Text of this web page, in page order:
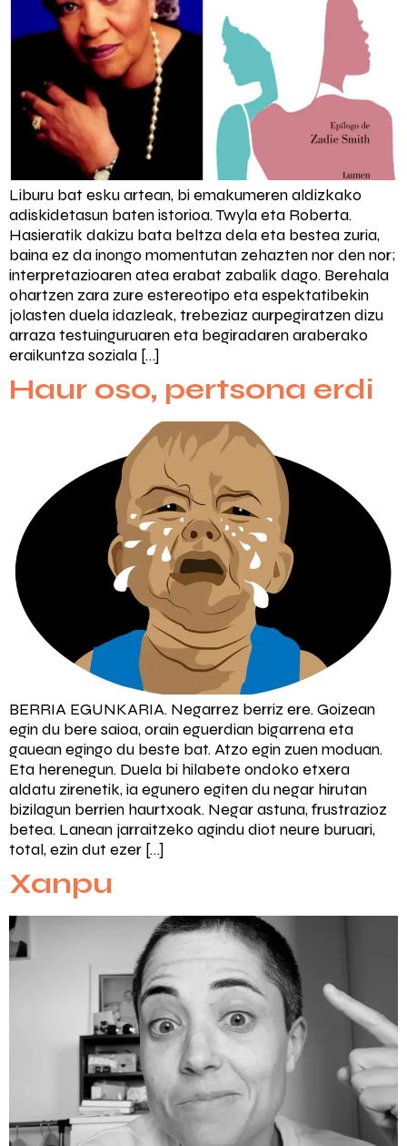
Liburu bat esku artean, bi emakumeren aldizkako
adiskidetasun baten istorioa. Twyla eta Roberta.
Hasieratik dakizu bata beltza dela eta bestea zuria,
baina ez da inongo momentutan zehazten nor den nor;
interpretazioaren atea erabat zabalik dago. Berehala
ohartzen zara zure estereotipo eta espektatibekin
jolasten duela idazleak, trebeziaz aurpegiratzen dizu
arraza testuinguruaren eta begiradaren araberako
eraikuntza soziala […]
Haur oso, pertsona erdi
BERRIA EGUNKARIA. Negarrez berriz ere. Goizean
egin du bere saioa, orain eguerdian bigarrena eta
gauean egingo du beste bat. Atzo egin zuen moduan.
Eta herenegun. Duela bi hilabete ondoko etxera
aldatu zirenetik, ia egunero egiten du negar hirutan
bizilagun berrien haurtxoak. Negar astuna, frustrazioz
betea. Lanean jarraitzeko agindu diot neure buruari,
total, ezin dut ezer […]
Xanpu